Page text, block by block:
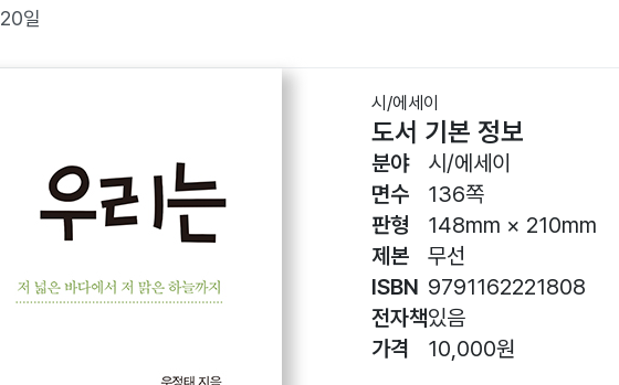
일
시/에세이
도서 기본 정보
분야
면수
판형
제본
ISBN
전자책
가격
시/에세이
136쪽
148mm × 210mm
무선
9791162221808
있음
10,000원